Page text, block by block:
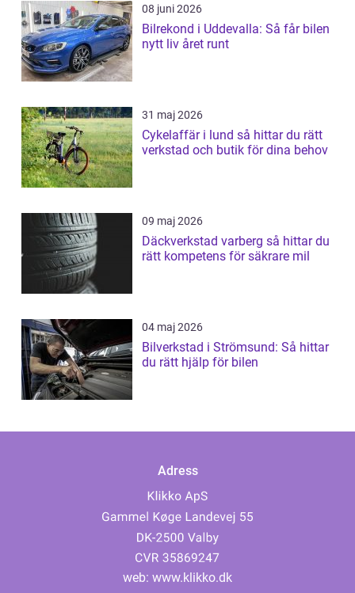
08 juni 2026
Bilrekond i Uddevalla: Så får bilen
nytt liv året runt
31 maj 2026
Cykelaffär i lund så hittar du rätt
verkstad och butik för dina behov
09 maj 2026
Däckverkstad varberg så hittar du
rätt kompetens för säkrare mil
04 maj 2026
Bilverkstad i Strömsund: Så hittar
du rätt hjälp för bilen
Adress
web: www.klikko.dk